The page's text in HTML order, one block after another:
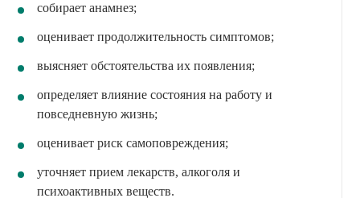
собирает анамнез;
оценивает продолжительность симптомов;
выясняет обстоятельства их появления;
определяет влияние состояния на работу и
повседневную жизнь;
оценивает риск самоповреждения;
уточняет прием лекарств, алкоголя и
психоактивных веществ.